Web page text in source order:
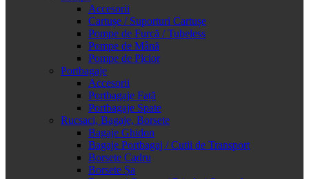
Accesorii
Cartușe / Suporturi Cartușe
Pompe de Furcă / Tubeless
Pompe de Mână
Pompe de Picior
Portbagaje
Accesorii
Portbagaje Față
Portbagaje Spate
Rucsaci, Bagaje, Borsete
Bagaje Ghidon
Bagaje Portbagaj / Cutii de Transport
Borsete Cadru
Borsete Șa